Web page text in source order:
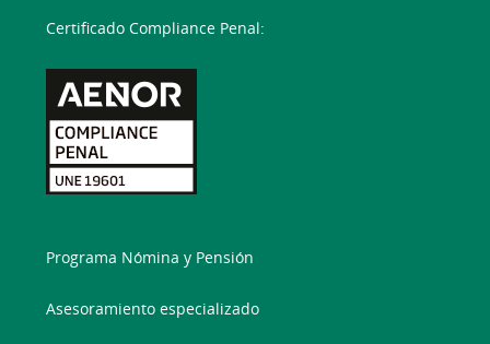
Certificado Compliance Penal:
Programa Nómina y Pensión
Asesoramiento especializado